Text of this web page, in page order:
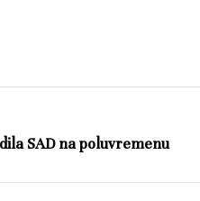
SAD na poluvremenu